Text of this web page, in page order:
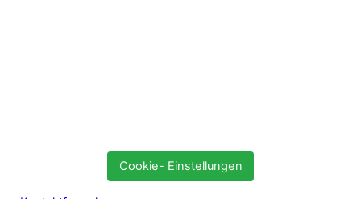
Cookie- Einstellungen